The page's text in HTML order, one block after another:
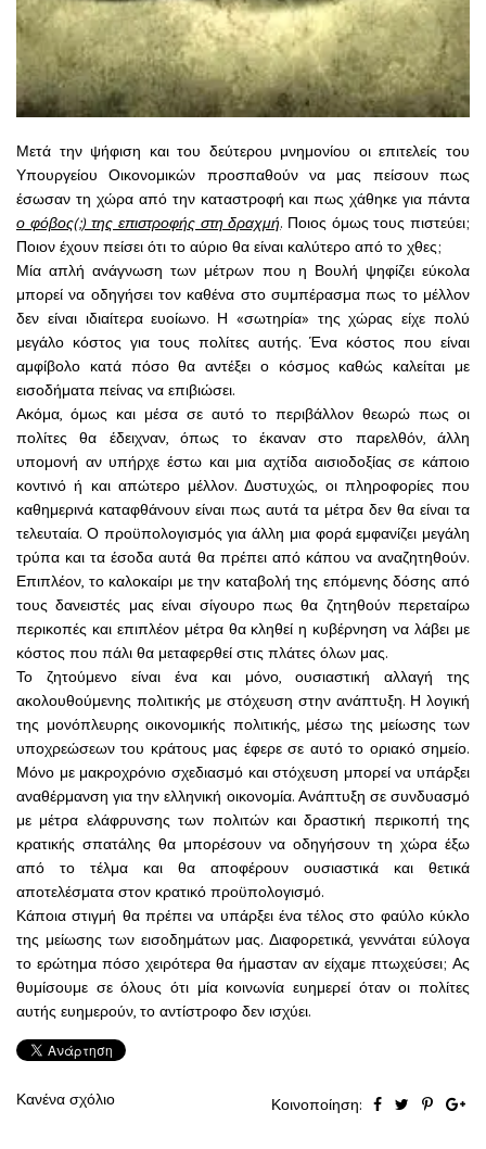
Μετά την ψήφιση και του δεύτερου μνημονίου οι επιτελείς του
Υπουργείου Οικονομικών προσπαθούν να μας πείσουν πως
έσωσαν τη χώρα από την καταστροφή και πως χάθηκε για πάντα
ο φόβος(;) της επιστροφής στη δραχμή. Ποιος όμως τους πιστεύει;
Ποιον έχουν πείσει ότι το αύριο θα είναι καλύτερο από το χθες;
Μία απλή ανάγνωση των μέτρων που η Βουλή ψηφίζει εύκολα
μπορεί να οδηγήσει τον καθένα στο συμπέρασμα πως το μέλλον
δεν είναι ιδιαίτερα ευοίωνο. Η «σωτηρία» της χώρας είχε πολύ
μεγάλο κόστος για τους πολίτες αυτής. Ένα κόστος που είναι
αμφίβολο κατά πόσο θα αντέξει ο κόσμος καθώς καλείται με
εισοδήματα πείνας να επιβιώσει.
Ακόμα, όμως και μέσα σε αυτό το περιβάλλον θεωρώ πως οι
πολίτες θα έδειχναν, όπως το έκαναν στο παρελθόν, άλλη
υπομονή αν υπήρχε έστω και μια αχτίδα αισιοδοξίας σε κάποιο
κοντινό ή και απώτερο μέλλον. Δυστυχώς, οι πληροφορίες που
καθημερινά καταφθάνουν είναι πως αυτά τα μέτρα δεν θα είναι τα
τελευταία. Ο προϋπολογισμός για άλλη μια φορά εμφανίζει μεγάλη
τρύπα και τα έσοδα αυτά θα πρέπει από κάπου να αναζητηθούν.
Επιπλέον, το καλοκαίρι με την καταβολή της επόμενης δόσης από
τους δανειστές μας είναι σίγουρο πως θα ζητηθούν περεταίρω
περικοπές και επιπλέον μέτρα θα κληθεί η κυβέρνηση να λάβει με
κόστος που πάλι θα μεταφερθεί στις πλάτες όλων μας.
Το ζητούμενο είναι ένα και μόνο, ουσιαστική αλλαγή της
ακολουθούμενης πολιτικής με στόχευση στην ανάπτυξη. Η λογική
της μονόπλευρης οικονομικής πολιτικής, μέσω της μείωσης των
υποχρεώσεων του κράτους μας έφερε σε αυτό το οριακό σημείο.
Μόνο με μακροχρόνιο σχεδιασμό και στόχευση μπορεί να υπάρξει
αναθέρμανση για την ελληνική οικονομία. Ανάπτυξη σε συνδυασμό
με μέτρα ελάφρυνσης των πολιτών και δραστική περικοπή της
κρατικής σπατάλης θα μπορέσουν να οδηγήσουν τη χώρα έξω
από το τέλμα και θα αποφέρουν ουσιαστικά και θετικά
αποτελέσματα στον κρατικό προϋπολογισμό.
Κάποια στιγμή θα πρέπει να υπάρξει ένα τέλος στο φαύλο κύκλο
της μείωσης των εισοδημάτων μας. Διαφορετικά, γεννάται εύλογα
το ερώτημα πόσο χειρότερα θα ήμασταν αν είχαμε πτωχεύσει; Ας
θυμίσουμε σε όλους ότι μία κοινωνία ευημερεί όταν οι πολίτες
αυτής ευημερούν, το αντίστροφο δεν ισχύει.
Κανένα σχόλιο Κοινοποίηση: